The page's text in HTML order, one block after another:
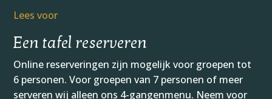
Lees voor
Een tafel reserveren
Online reserveringen zijn mogelijk voor groepen tot
6 personen. Voor groepen van 7 personen of meer
serveren wij alleen ons 4-gangenmenu. Neem voor